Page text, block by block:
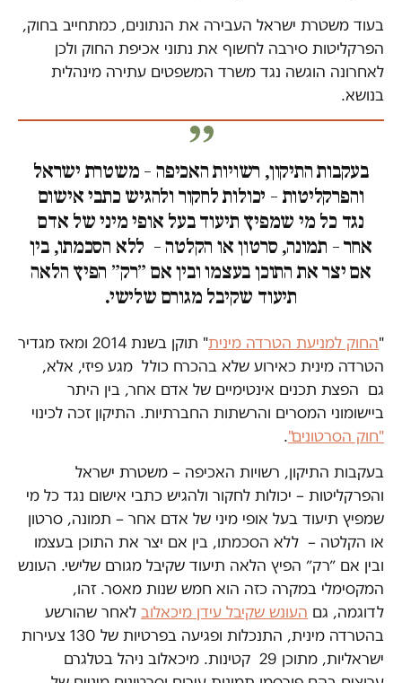
בעוד משטרת ישראל העבירה את הנתונים, כמתחייב בחוק,
הפרקליטות סירבה לחשוף את נתוני אכיפת החוק ולכן
לאחרונה הוגשה נגד משרד המשפטים עתירה מינהלית
בנושא.
בעקבות התיקון, רשויות האכיפה – משטרת ישראל
והפרקליטות – יכולות לחקור ולהגיש כתבי אישום
נגד כל מי שמפיץ תיעוד בעל אופי מיני של אדם
אחר – תמונה, סרטון או הקלטה – ללא הסכמתו, בין
אם יצר את התוכן בעצמו ובין אם ״רק״ הפיץ הלאה
תיעוד שקיבל מגורם שלישי.
"החוק למניעת הטרדה מינית
" תוקן בשנת 2014 ומאז מגדיר
הטרדה מינית כאירוע שלא בהכרח כולל מגע פיזי, אלא,
גם הפצת תכנים אינטימיים של אדם אחר, בין היתר
ביישומוני המסרים והרשתות החברתיות. התיקון זכה לכינוי
"חוק הסרטונים".
בעקבות התיקון, רשויות האכיפה – משטרת ישראל
והפרקליטות – יכולות לחקור ולהגיש כתבי אישום נגד כל מי
שמפיץ תיעוד בעל אופי מיני של אדם אחר – תמונה, סרטון
או הקלטה – ללא הסכמתו, בין אם יצר את התוכן בעצמו
ובין אם ״רק״ הפיץ הלאה תיעוד שקיבל מגורם שלישי. העונש
המקסימלי במקרה כזה הוא חמש שנות מאסר. זהו,
לדוגמה, גם העונש שקיבל עידן מיכאלוב לאחר שהורשע
בהטרדה מינית, התנכלות ופגיעה בפרטיות של 130 צעירות
ישראליות, מתוכן 29 קטינות. מיכאלוב ניהל בטלגרם